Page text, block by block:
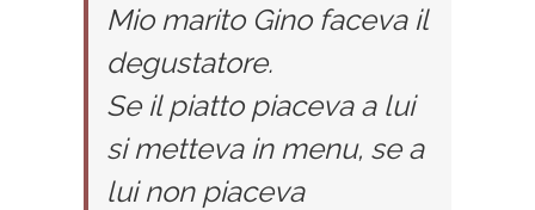
Mio marito Gino faceva il
degustatore.
Se il piatto piaceva a lui
si metteva in menu, se a
lui non piaceva